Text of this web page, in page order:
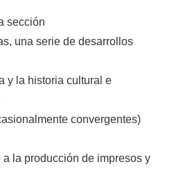
sección
una serie de desarrollos
y la historia cultural e
convergentes)
la producción de impresos y